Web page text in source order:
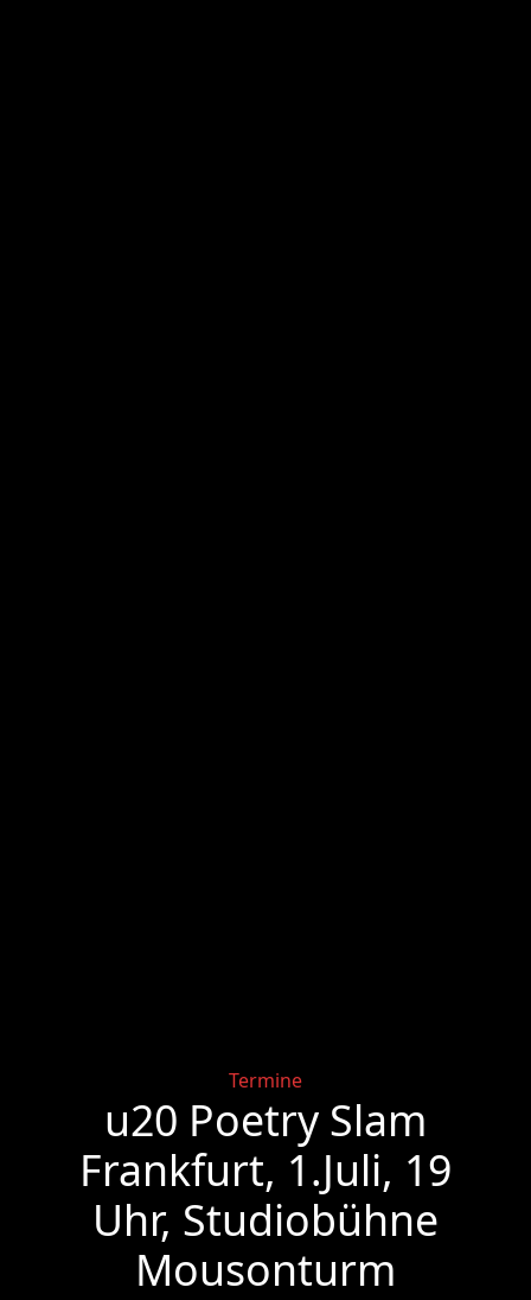
Categories
Termine
u20 Poetry Slam
Frankfurt, 1.Juli, 19
Uhr, Studiobühne
Mousonturm